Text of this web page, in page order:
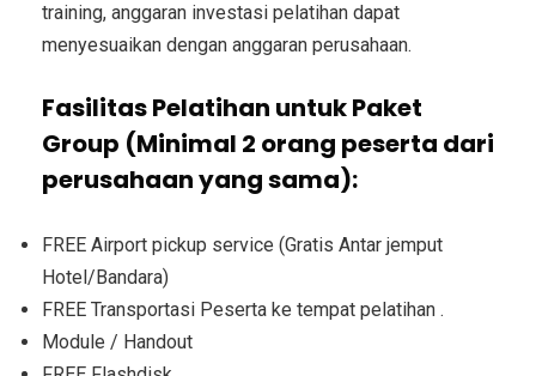
training, anggaran investasi pelatihan dapat
menyesuaikan dengan anggaran perusahaan.
Fasilitas Pelatihan untuk Paket
Group (Minimal 2 orang peserta dari
perusahaan yang sama):
FREE Airport pickup service (Gratis Antar jemput
Hotel/Bandara)
FREE Transportasi Peserta ke tempat pelatihan .
Module / Handout